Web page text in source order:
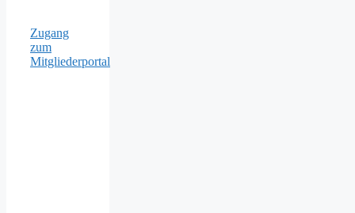
Zugang
zum
Mitgliederportal